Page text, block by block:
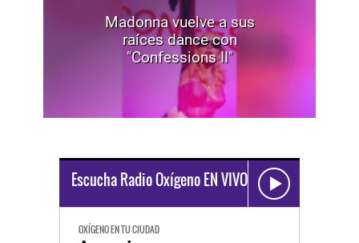
Madonna vuelve a sus
raíces dance con
"Confessions II"
Escucha Radio Oxígeno EN VIVO
OXÍGENO EN TU CIUDAD